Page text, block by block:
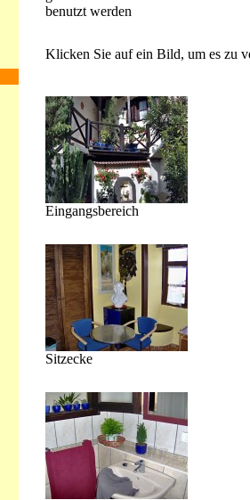
benutzt werden
Klicken Sie auf ein Bild, um es zu
Eingangsbereich
Sitzecke